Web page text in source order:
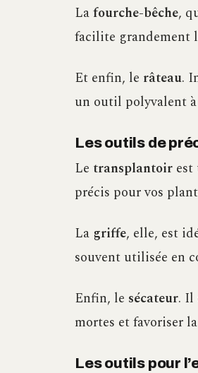
Lafourche-bêche,
facilite grandement
Et enfin, le râteau.
un outil polyvalent
Les outils de
Le transplantoir
précis pour vos
La griffe, elle, est
souvent utilisée en
Enfin, le sécateur. Il
mortes et favoriser
Les outils pour